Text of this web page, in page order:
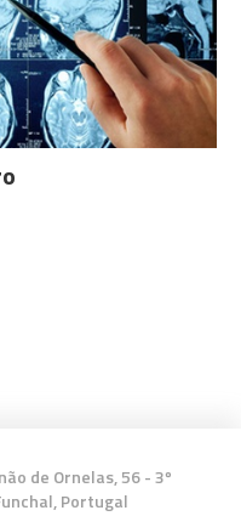
de Ornelas, 56 - 3º
Portugal